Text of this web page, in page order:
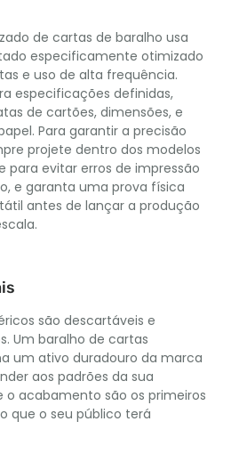
de cartas de baralho usa
especificamente otimizado
e uso de alta frequência.
especificações definidas,
de cartões, dimensões, e
Para garantir a precisão
projete dentro dos modelos
para evitar erros de impressão
e garanta uma prova física
antes de lançar a produção
são descartáveis ​​e
Um baralho de cartas
um ativo duradouro da marca
aos padrões da sua
o acabamento são os primeiros
que o seu público terá